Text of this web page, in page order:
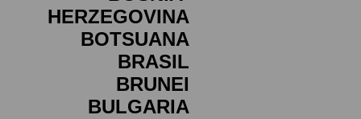
HERZEGOVINA
BOTSUANA
BRASIL
BRUNEI
BULGARIA